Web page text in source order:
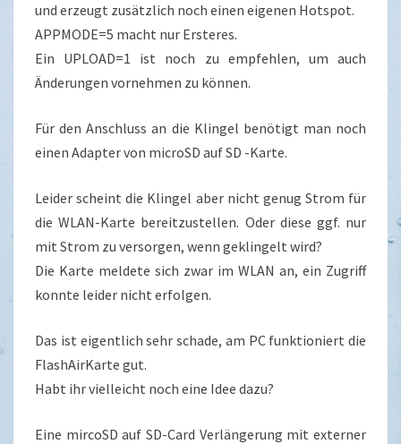
und erzeugt zusätzlich noch einen eigenen Hotspot.
APPMODE=5 macht nur Ersteres.
Ein UPLOAD=1 ist noch zu empfehlen, um auch
Änderungen vornehmen zu können.
Für den Anschluss an die Klingel benötigt man noch
einen Adapter von microSD auf SD -Karte.
Leider scheint die Klingel aber nicht genug Strom für
die WLAN-Karte bereitzustellen. Oder diese ggf. nur
mit Strom zu versorgen, wenn geklingelt wird?
Die Karte meldete sich zwar im WLAN an, ein Zugriff
konnte leider nicht erfolgen.
Das ist eigentlich sehr schade, am PC funktioniert die
FlashAirKarte gut.
Habt ihr vielleicht noch eine Idee dazu?
Eine mircoSD auf SD-Card Verlängerung mit externer